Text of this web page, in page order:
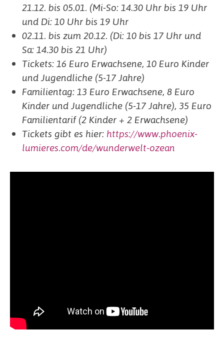
21.12. bis 05.01. (Mi-So: 14.30 Uhr bis 19 Uhr
und Di: 10 Uhr bis 19 Uhr
02.11. bis zum 20.12. (Di: 10 bis 17 Uhr und
Sa: 14.30 bis 21 Uhr)
Tickets: 16 Euro Erwachsene, 10 Euro Kinder
und Jugendliche (5-17 Jahre)
Familientag: 13 Euro Erwachsene, 8 Euro
Kinder und Jugendliche (5-17 Jahre), 35 Euro
Familientarif (2 Kinder + 2 Erwachsene)
Tickets gibt es hier: https://www.phoenix-
lumieres.com/de/wunderwelt-ozean